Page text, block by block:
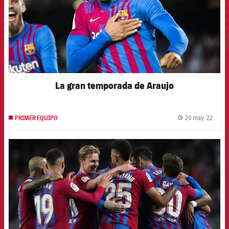
La gran temporada de Araujo
PRIMER EQUIPO 29 may. 22
FCB Barcelona badge